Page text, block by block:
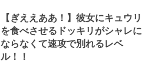
【ぎええああ！】彼女にキュウリ
を食べさせるドッキリがシャレに
ならなくて速攻で別れるレベ
ル！！